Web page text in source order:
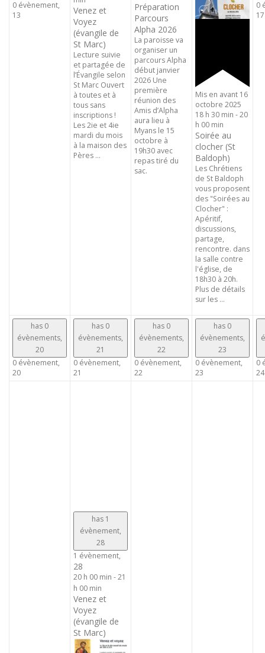
0 évènement,
13
Venez et
Voyez
(évangile de
St Marc)
Lecture suivie
et partagée de
l’Évangile selon
St Marc Ouvert
à toutes et à
tous sans
inscriptions !
Les 2ie et 4ie
mardi du mois
à la maison des
Pères ...
Préparation
Parcours
Alpha 2026
La paroisse va
organiser un
parcours Alpha
début janvier
2026 Une
première
réunion des
Amis d’Alpha
aura lieu à
Myans le 15
octobre à
19h30 avec
repas tiré du
sac.
Mis en avant 16
octobre 2025
18 h 30 min -20
h 00 min
Soirée au
clocher (St
Baldoph)
Les Chrétiens
de St Baldoph
vous proposent
des "Soirées au
Clocher" :
Apéritif,
discussions,
partage,
rencontre. dans
la salle contre
l'église, de
18h30 à 20h.
Plus de détails
sur les ...
0
17
has 0
évènements,
20
0 évènement,
20
has 0
évènements,
21
0 évènement,
21
has 0
évènements,
22
0 évènement,
22
has 0
évènements,
23
0 évènement,
23
0
24
has 1
évènement,
28
1 évènement,
28
20 h 00 min -21
h 00 min
Venez et
Voyez
(évangile de
St Marc)